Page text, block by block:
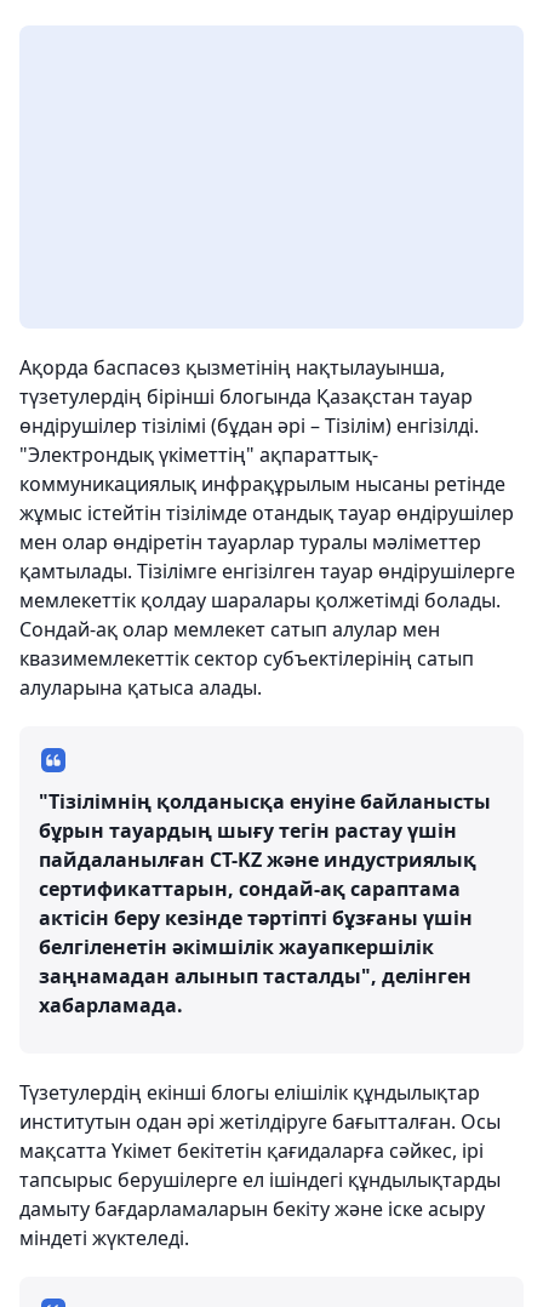
Ақорда баспасөз қызметінің нақтылауынша,
түзетулердің бірінші блогында Қазақстан тауар
өндірушілер тізілімі (бұдан әрі – Тізілім) енгізілді.
"Электрондық үкіметтің" ақпараттық-
коммуникациялық инфрақұрылым нысаны ретінде
жұмыс істейтін тізілімде отандық тауар өндірушілер
мен олар өндіретін тауарлар туралы мәліметтер
қамтылады. Тізілімге енгізілген тауар өндірушілерге
мемлекеттік қолдау шаралары қолжетімді болады.
Сондай-ақ олар мемлекет сатып алулар мен
квазимемлекеттік сектор субъектілерінің сатып
алуларына қатыса алады.
"Тізілімнің қолданысқа енуіне байланысты
бұрын тауардың шығу тегін растау үшін
пайдаланылған СТ-KZ және индустриялық
сертификаттарын, сондай-ақ сараптама
актісін беру кезінде тәртіпті бұзғаны үшін
белгіленетін әкімшілік жауапкершілік
заңнамадан алынып тасталды", делінген
хабарламада.
Түзетулердің екінші блогы елішілік құндылықтар
институтын одан әрі жетілдіруге бағытталған. Осы
мақсатта Үкімет бекітетін қағидаларға сәйкес, ірі
тапсырыс берушілерге ел ішіндегі құндылықтарды
дамыту бағдарламаларын бекіту және іске асыру
міндеті жүктеледі.